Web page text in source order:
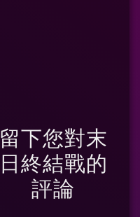
留下您對末
日終結戰的
評論